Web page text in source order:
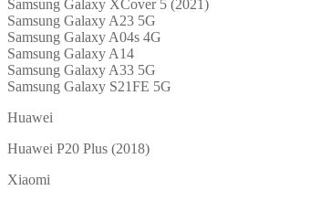
Samsung Galaxy XCover 5 (2021)
Samsung Galaxy A23 5G
Samsung Galaxy A04s 4G
Samsung Galaxy A14
Samsung Galaxy A33 5G
Samsung Galaxy S21FE 5G
Huawei
Huawei P20 Plus (2018)
Xiaomi